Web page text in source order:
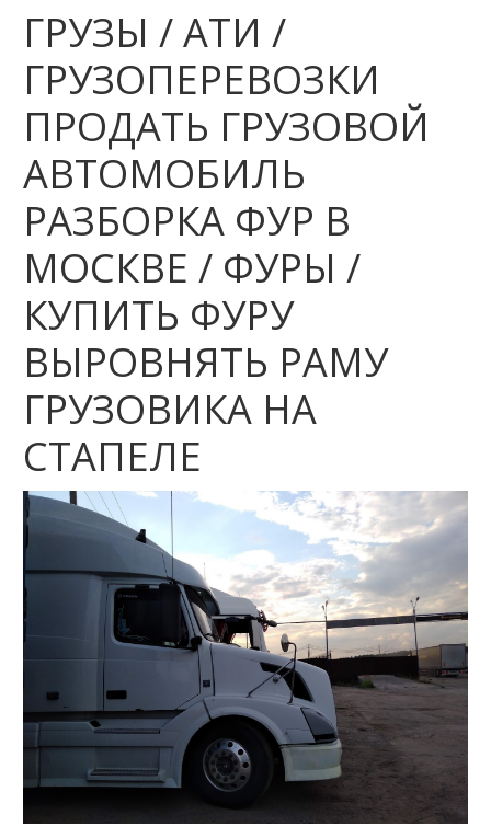
ГРУЗЫ / АТИ /
ГРУЗОПЕРЕВОЗКИ
ПРОДАТЬ ГРУЗОВОЙ
АВТОМОБИЛЬ
РАЗБОРКА ФУР В
МОСКВЕ / ФУРЫ /
КУПИТЬ ФУРУ
ВЫРОВНЯТЬ РАМУ
ГРУЗОВИКА НА
СТАПЕЛЕ